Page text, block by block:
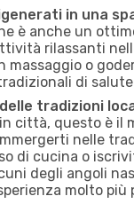
in una
è anche un
rilassanti
massaggio o
di salute
tradizioni
città, questo è il
nelle
di cucina o
degli angoli
molto più